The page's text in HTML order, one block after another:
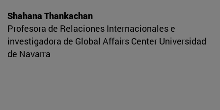
Shahana Thankachan
Profesora de Relaciones Internacionales e
investigadora de Global Affairs Center Universidad
de Navarra